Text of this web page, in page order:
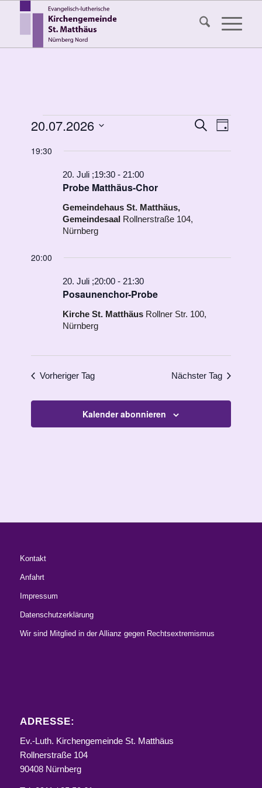
Veranstaltungen
für
2026
Suche
Tag
20.07.2026
wählen.
19:30
Probe Matthäus-Chor
20. Juli ;19:30 - 21:00
Gemeindehaus St. Matthäus,
Gemeindesaal Rollnerstraße 104,
Nürnberg
20:00
Posaunenchor-Probe
20. Juli ;20:00 - 21:30
Kirche St. Matthäus Rollner Str. 100,
Nürnberg
Vorheriger Tag Nächster Tag
Kalender abonnieren
Kontakt
Anfahrt
Impressum
Datenschutzerklärung
Wir sind Mitglied in der Allianz gegen Rechtsextremismus
ADRESSE:
Ev.-Luth. Kirchengemeinde St. Matthäus
Rollnerstraße 104
90408 Nürnberg